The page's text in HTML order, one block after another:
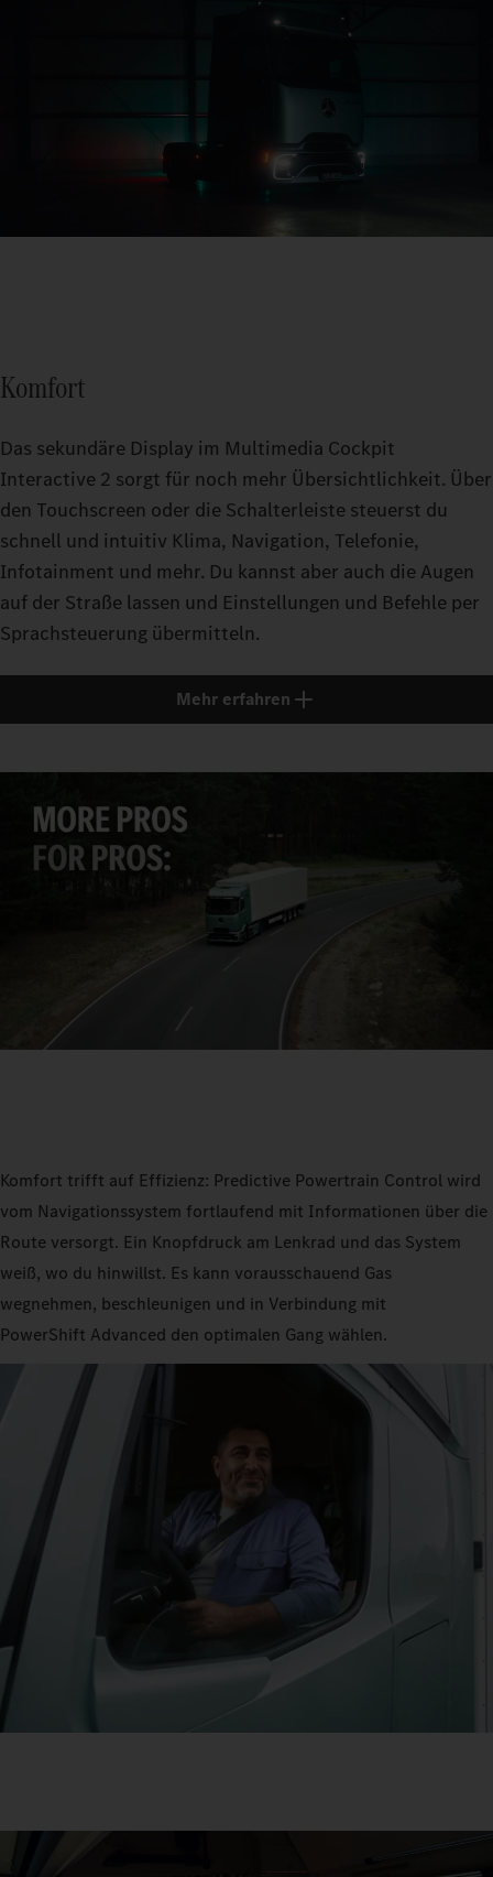
Komfort
Das sekundäre Display im Multimedia Cockpit
Interactive 2 sorgt für noch mehr Übersichtlichkeit. Über
den Touchscreen oder die Schalterleiste steuerst du
schnell und intuitiv Klima, Navigation, Telefonie,
Infotainment und mehr. Du kannst aber auch die Augen
auf der Straße lassen und Einstellungen und Befehle per
Sprachsteuerung übermitteln.
Mehr erfahren
Komfort trifft auf Effizienz: Predictive Powertrain Control wird
vom Navigationssystem fortlaufend mit Informationen über die
Route versorgt. Ein Knopfdruck am Lenkrad und das System
weiß, wo du hinwillst. Es kann vorausschauend Gas
wegnehmen, beschleunigen und in Verbindung mit
PowerShift Advanced den optimalen Gang wählen.